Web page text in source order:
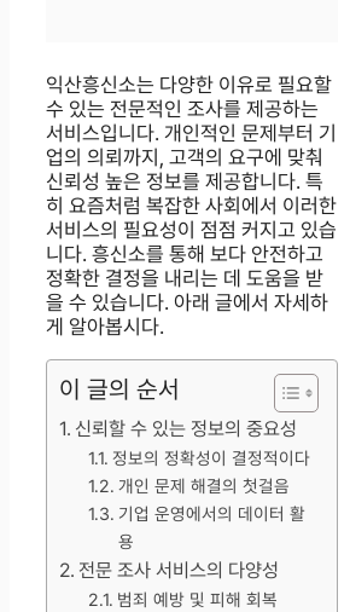
익산흥신소는 다양한 이유로 필요할
수 있는 전문적인 조사를 제공하는
서비스입니다. 개인적인 문제부터 기
업의 의뢰까지, 고객의 요구에 맞춰
신뢰성 높은 정보를 제공합니다. 특
히 요즘처럼 복잡한 사회에서 이러한
서비스의 필요성이 점점 커지고 있습
니다. 흥신소를 통해 보다 안전하고
정확한 결정을 내리는 데 도움을 받
을 수 있습니다. 아래 글에서 자세하
게 알아봅시다.
이 글의 순서
신뢰할 수 있는 정보의 중요성
정보의 정확성이 결정적이다
개인 문제 해결의 첫걸음
기업 운영에서의 데이터 활
용
전문 조사 서비스의 다양성
범죄 예방 및 피해 회복